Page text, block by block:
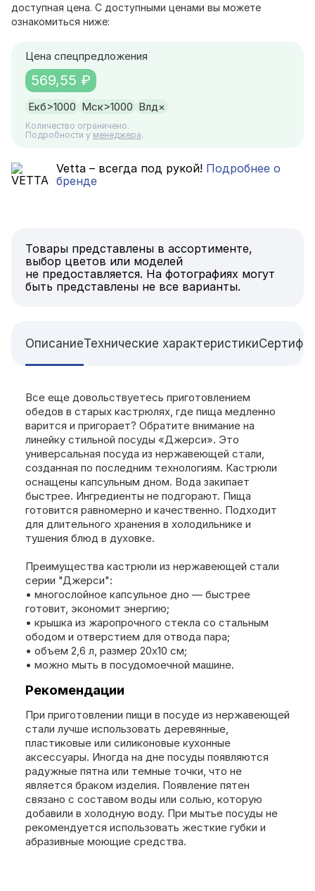
доступная цена. С доступными ценами вы можете
ознакомиться ниже:
Цена спецпредложения
Количество ограничено.
Подробности у менеджера.
Екб>1000 Мск>1000 Влд×
569,55 ₽
Vetta – всегда под рукой! Подробнее о
бренде
Товары представлены в ассортименте,
выбор цветов или моделей
не предоставляется. На фотографиях могут
быть представлены не все варианты.
ОписаниеТехнические характеристики
Все еще довольствуетесь приготовлением
обедов в старых кастрюлях, где пища медленно
варится и пригорает? Обратите внимание на
линейку стильной посуды «Джерси». Это
универсальная посуда из нержавеющей стали,
созданная по последним технологиям. Кастрюли
оснащены капсульным дном. Вода закипает
быстрее. Ингредиенты не подгорают. Пища
готовится равномерно и качественно. Подходит
для длительного хранения в холодильнике и
тушения блюд в духовке.
Преимущества кастрюли из нержавеющей стали
серии "Джерси":
• многослойное капсульное дно — быстрее
готовит, экономит энергию;
• крышка из жаропрочного стекла со стальным
ободом и отверстием для отвода пара;
• объем 2,6 л, размер 20х10 см;
• можно мыть в посудомоечной машине.
Рекомендации
При приготовлении пищи в посуде из нержавеющей
стали лучше использовать деревянные,
пластиковые или силиконовые кухонные
аксессуары. Иногда на дне посуды появляются
радужные пятна или темные точки, что не
является браком изделия. Появление пятен
связано с составом воды или солью, которую
добавили в холодную воду. При мытье посуды не
рекомендуется использовать жесткие губки и
абразивные моющие средства.